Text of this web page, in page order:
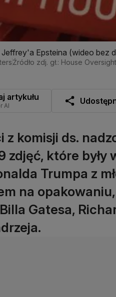
Epsteina (wideo bez
Źródło zdj. gł.: House
artykułu
AI
z komisji ds.
zdjęć, które
Trumpa z
na
Gatesa,